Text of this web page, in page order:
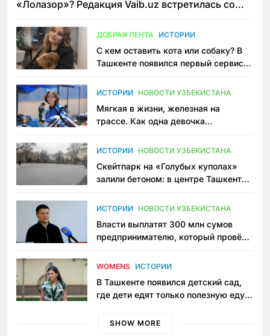
«Лолазор»? Редакция Vaib.uz встретилась со
ДОБРАЯ ЛЕНТА ИСТОРИИ
С кем оставить кота или собаку? В
Ташкенте появился первый сервис
ИСТОРИИ НОВОСТИ УЗБЕКИСТАНА
Мягкая в жизни, железная на
трассе. Как одна девочка
Узбекистане
ИСТОРИИ НОВОСТИ УЗБЕКИСТАНА
Скейтпарк на «Голубых куполах»
залили бетоном: в центре Ташкента
пространство
ИСТОРИИ НОВОСТИ УЗБЕКИСТАНА
Власти выплатят 300 млн сумов
предпринимателю, который провёл
приговору
WOMENS ИСТОРИИ
В Ташкенте появился детский сад,
где дети едят только полезную еду.
просить «кашу без сахара»
SHOW MORE